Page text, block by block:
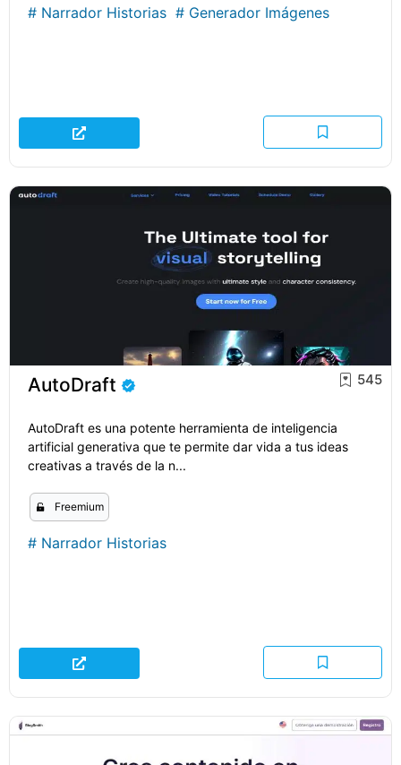
# Narrador Historias # Generador Imágenes
AutoDraft 545
AutoDraft es una potente herramienta de inteligencia
artificial generativa que te permite dar vida a tus ideas
creativas a través de la n...
Freemium
# Narrador Historias